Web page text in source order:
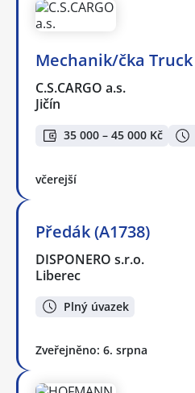
Mechanik/čka
C.S.CARGO a.s.
Jičín
35 000 – 45 000 Kč
včerejší
Předák (A1738)
DISPONERO s.r.o.
Liberec
Plný úvazek
Zveřejněno: 6. srpna